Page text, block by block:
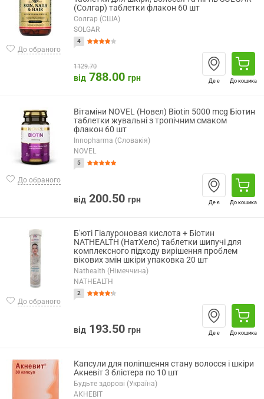
До обраного
(Солгар) таблетки флакон 60 шт
Солгар (США)
SOLGAR
4
1129.70
від 788.00 грн Де є До кошика
До обраного
Вітаміни NOVEL (Новел) Biotin 5000 mcg Біотин
таблетки жувальні з тропічним смаком
флакон 60 шт
Innopharma (Словакія)
NOVEL
5
від 200.50 грн Де є До кошика
До обраного
Б'юті Гіалуроновая кислота + Біотин
NATHEALTH (НатХелс) таблетки шипучі для
комплексного підходу вирішення проблем
вікових змін шкіри упаковка 20 шт
Nathealth (Німеччина)
NATHEALTH
2
від 193.50 грн Де є До кошика
Капсули для поліпшення стану волосся і шкіри
Акневіт 3 блістера по 10 шт
Будьте здорові (Україна)
АКНЕВІТ